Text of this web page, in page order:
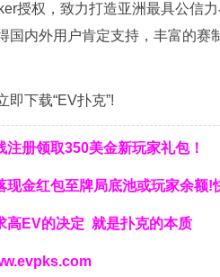
授权，致力打造亚洲最具公信
国内外用户肯定支持，丰富的赛
即下载“EV扑克”!
册领取350美金新玩家礼包！
现金红包至牌局底池或玩家余额!
高EV的决定 就是扑克的本质